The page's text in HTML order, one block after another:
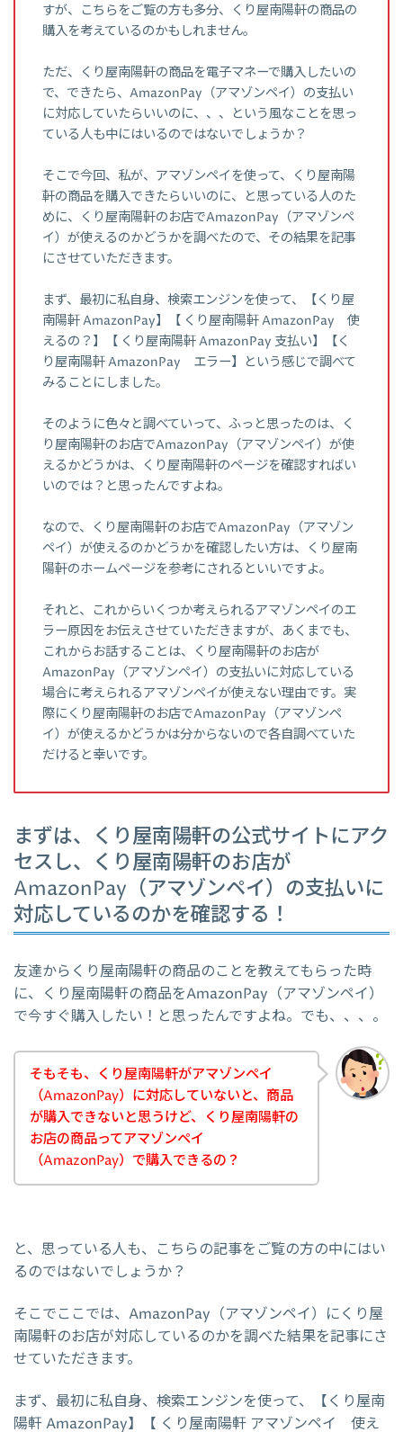
すが、こちらをご覧の方も多分、くり屋南陽軒の商品の
購入を考えているのかもしれません。
ただ、くり屋南陽軒の商品を電子マネーで購入したいの
で、できたら、AmazonPay（アマゾンペイ）の支払い
に対応していたらいいのに、、、という風なことを思っ
ている人も中にはいるのではないでしょうか？
そこで今回、私が、アマゾンペイを使って、くり屋南陽
軒の商品を購入できたらいいのに、と思っている人のた
めに、くり屋南陽軒のお店でAmazonPay（アマゾンペ
イ）が使えるのかどうかを調べたので、その結果を記事
にさせていただきます。
まず、最初に私自身、検索エンジンを使って、【くり屋
南陽軒 AmazonPay】【 くり屋南陽軒 AmazonPay 使
えるの？】【 くり屋南陽軒 AmazonPay 支払い】【く
り屋南陽軒 AmazonPay エラー】という感じで調べて
みることにしました。
そのように色々と調べていって、ふっと思ったのは、く
り屋南陽軒のお店でAmazonPay（アマゾンペイ）が使
えるかどうかは、くり屋南陽軒のページを確認すればい
いのでは？と思ったんですよね。
なので、くり屋南陽軒のお店でAmazonPay（アマゾン
ペイ）が使えるのかどうかを確認したい方は、くり屋南
陽軒のホームページを参考にされるといいですよ。
それと、これからいくつか考えられるアマゾンペイのエ
ラー原因をお伝えさせていただきますが、あくまでも、
これからお話することは、くり屋南陽軒のお店が
AmazonPay（アマゾンペイ）の支払いに対応している
場合に考えられるアマゾンペイが使えない理由です。実
際にくり屋南陽軒のお店でAmazonPay（アマゾンペ
イ）が使えるかどうかは分からないので各自調べていた
だけると幸いです。
まずは、くり屋南陽軒の公式サイトにアク
セスし、くり屋南陽軒のお店が
AmazonPay（アマゾンペイ）の支払いに
対応しているのかを確認する！
友達からくり屋南陽軒の商品のことを教えてもらった時
に、くり屋南陽軒の商品をAmazonPay（アマゾンペイ）
で今すぐ購入したい！と思ったんですよね。でも、、、。
そもそも、くり屋南陽軒がアマゾンペイ
（AmazonPay）に対応していないと、商品
が購入できないと思うけど、くり屋南陽軒の
お店の商品ってアマゾンペイ
（AmazonPay）で購入できるの？
と、思っている人も、こちらの記事をご覧の方の中にはい
るのではないでしょうか？
そこでここでは、AmazonPay（アマゾンペイ）にくり屋
南陽軒のお店が対応しているのかを調べた結果を記事にさ
せていただきます。
まず、最初に私自身、検索エンジンを使って、【くり屋南
陽軒 AmazonPay】【 くり屋南陽軒 アマゾンペイ 使え